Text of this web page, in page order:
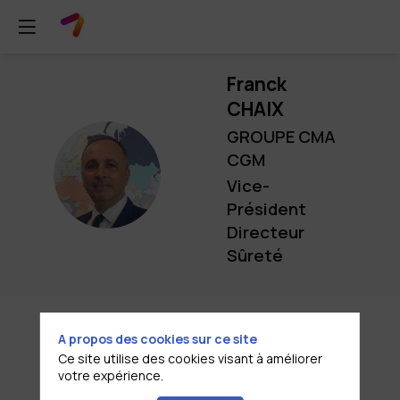
FC
Franck
CHAIX
GROUPE CMA
CGM
Vice-
Président
Directeur
Sûreté
Description
Âgé de 58 ans, Franck CHAIX a été nommé en
A propos des cookies sur ce site
Ce site utilise des cookies visant à améliorer
votre expérience.